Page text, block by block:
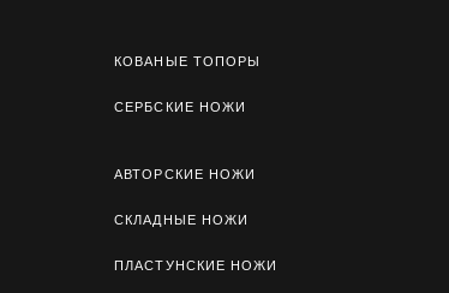
КОВАНЫЕ ТОПОРЫ
СЕРБСКИЕ НОЖИ
АВТОРСКИЕ НОЖИ
СКЛАДНЫЕ НОЖИ
ПЛАСТУНСКИЕ НОЖИ